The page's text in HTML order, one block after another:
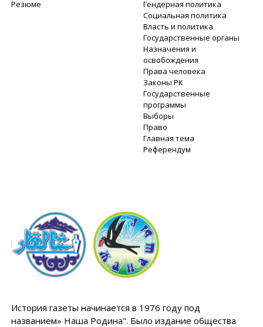
Резюме
Гендерная политика
Социальная политика
Власть и политика
Государственные органы
Назначения и
освобождения
Права человека
Законы РК
Государственные
программы
Выборы
Право
Главная тема
Референдум
История газеты начинается в 1976 году под
названием» Наша Родина". Было издание общества